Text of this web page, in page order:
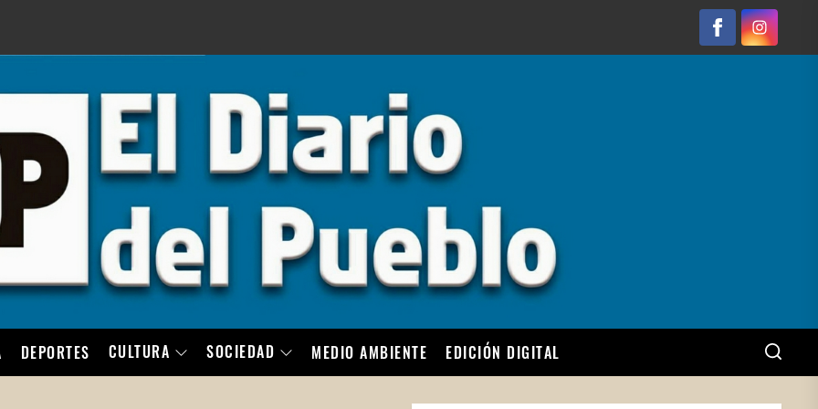
FacebookInstagram
DEPORTES CULTURA SOCIEDAD MEDIO AMBIENTE EDICIÓN DIGITAL